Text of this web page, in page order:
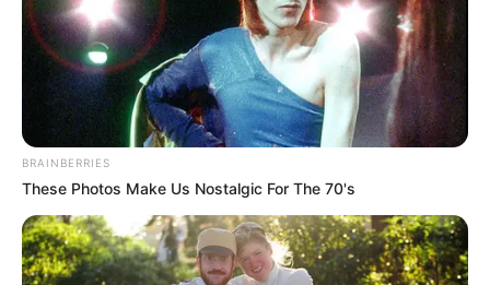
BRAINBERRIES
These Photos Make Us Nostalgic For The 70's